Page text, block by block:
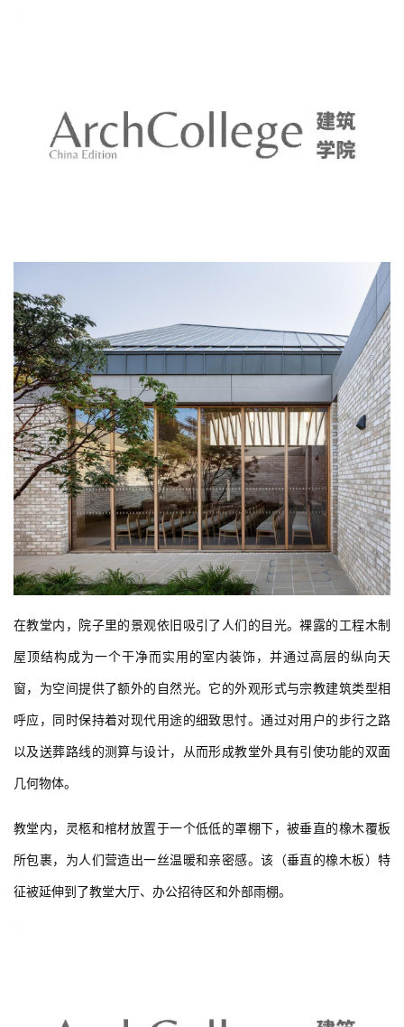
在教堂内，院子里的景观依旧吸引了人们的目光。裸露的工程木制
屋顶结构成为一个干净而实用的室内装饰，并通过高层的纵向天
窗，为空间提供了额外的自然光。它的外观形式与宗教建筑类型相
呼应，同时保持着对现代用途的细致思忖。通过对用户的步行之路
以及送葬路线的测算与设计，从而形成教堂外具有引使功能的双面
几何物体。
教堂内，灵柩和棺材放置于一个低低的罩棚下，被垂直的橡木覆板
所包裹，为人们营造出一丝温暖和亲密感。该（垂直的橡木板）特
征被延伸到了教堂大厅、办公招待区和外部雨棚。